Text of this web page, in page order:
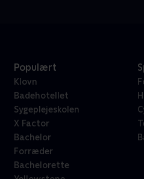
Populært
Klovn
Badehotellet
Sygeplejeskolen
X Factor
Bachelor
Forræder
Bachelorette